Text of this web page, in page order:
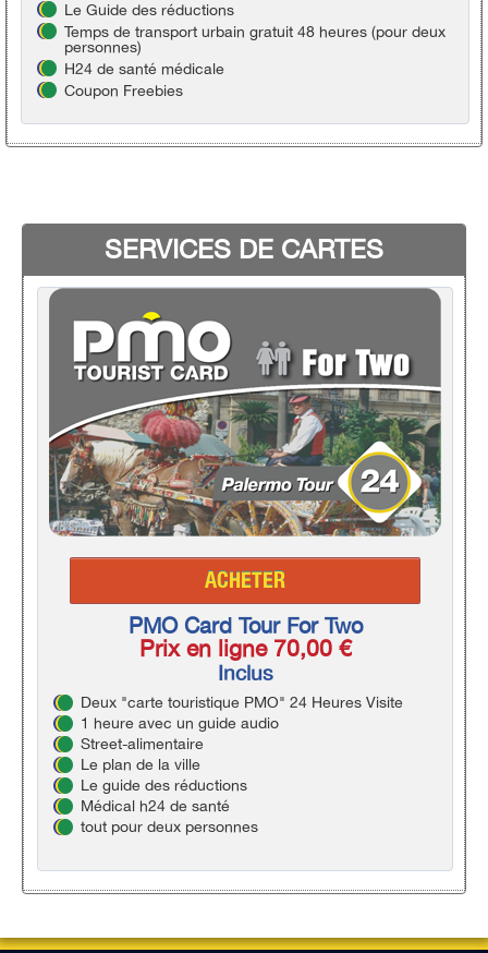
Le Guide des réductions
Temps de transport urbain gratuit 48 heures (pour deux
personnes)
H24 de santé médicale
Coupon Freebies
SERVICES DE CARTES
ACHETER
PMO Card Tour For Two
Prix en ligne 70,00 €
Inclus
Deux "carte touristique PMO" 24 Heures Visite
1 heure avec un guide audio
Street-alimentaire
Le plan de la ville
Le guide des réductions
Médical h24 de santé
tout pour deux personnes